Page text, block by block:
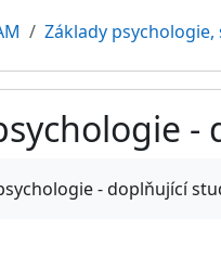
Základy
- doplňující